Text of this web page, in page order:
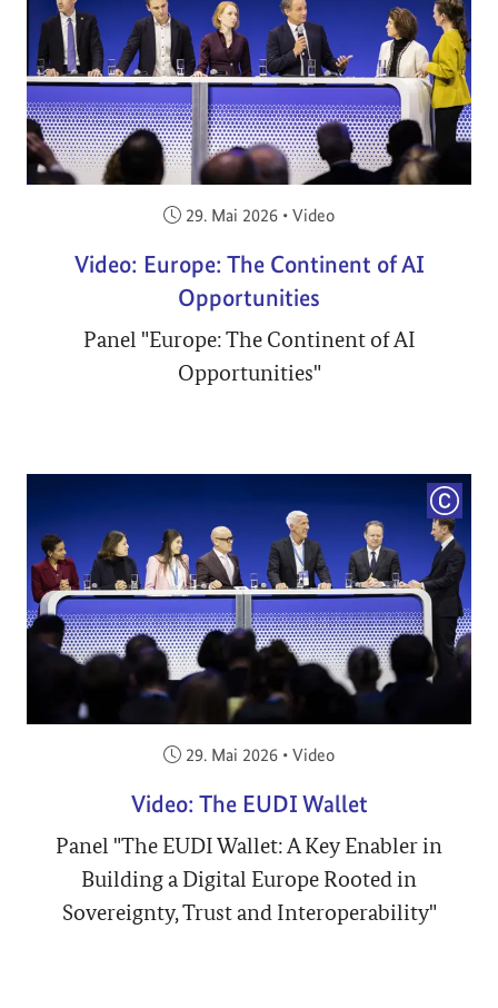
Veröffentlicht am:
29. Mai 2026 • Video
Video: Europe: The Continent of AI
Opportunities
Panel "Europe: The Continent of AI
Opportunities"
Veröffentlicht am:
29. Mai 2026 • Video
Video: The EUDI Wallet
Panel "The EUDI Wallet: A Key Enabler in
Building a Digital Europe Rooted in
Sovereignty, Trust and Interoperability"